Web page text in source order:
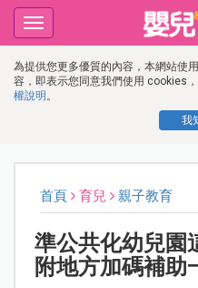
為提供您更多優質的內容，本網站使
容，即表示您同意我們使用 cookies
權說明 。
我
Toggle
navigation
首頁 育兒 親子教育
準公共化幼兒園
附地方加碼補助